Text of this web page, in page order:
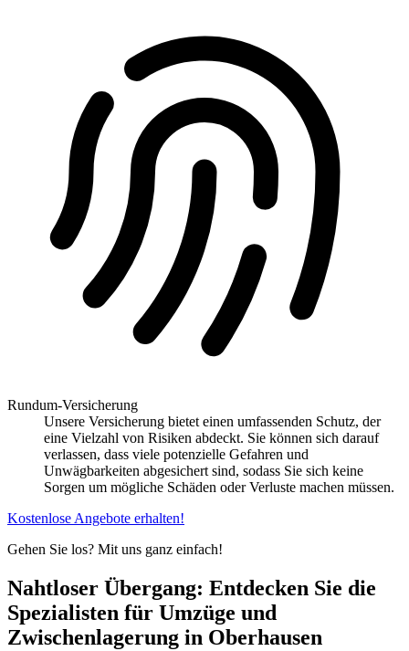
Rundum-Versicherung
Unsere Versicherung bietet einen umfassenden Schutz, der
eine Vielzahl von Risiken abdeckt. Sie können sich darauf
verlassen, dass viele potenzielle Gefahren und
Unwägbarkeiten abgesichert sind, sodass Sie sich keine
Sorgen um mögliche Schäden oder Verluste machen müssen.
Kostenlose Angebote erhalten!
Gehen Sie los? Mit uns ganz einfach!
Nahtloser Übergang: Entdecken Sie die
Spezialisten für Umzüge und
Zwischenlagerung in Oberhausen